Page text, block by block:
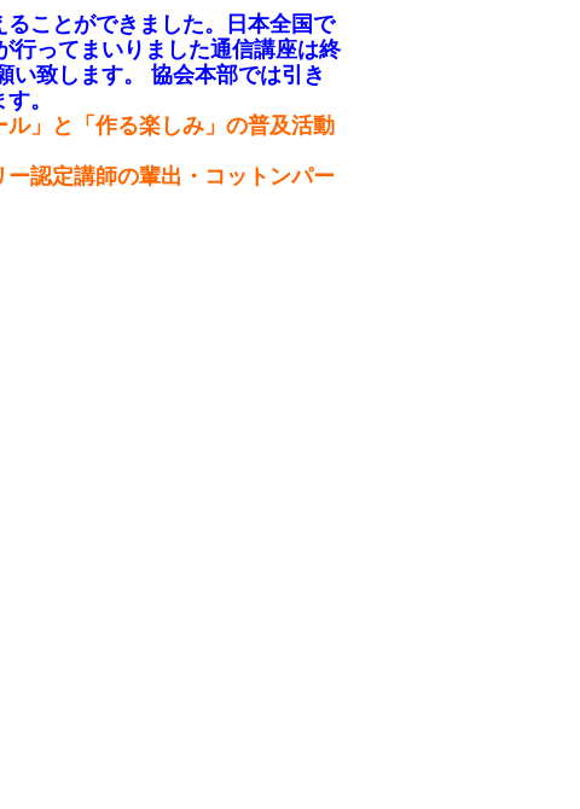
ることができました。日本全国で
行ってまいりました通信講座は終
い致します。 協会本部では引き
。
」と「作る楽しみ」の普及活動
認定講師の輩出・コットンパー